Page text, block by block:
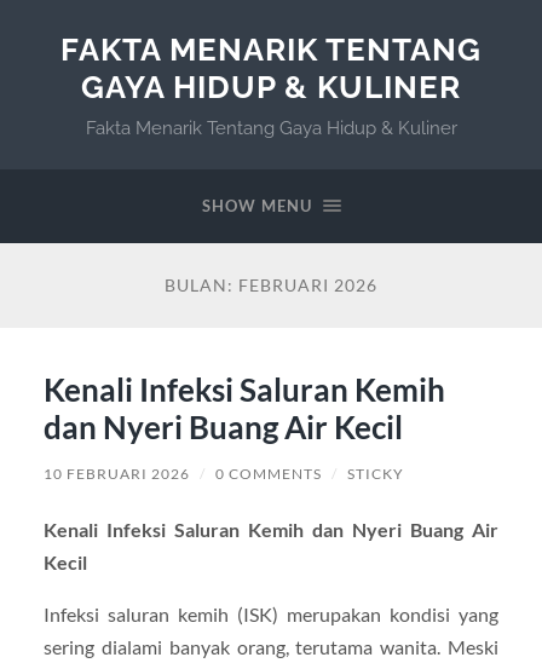
FAKTA MENARIK TENTANG
GAYA HIDUP & KULINER
Fakta Menarik Tentang Gaya Hidup & Kuliner
SHOW MENU
BULAN: FEBRUARI 2026
Kenali Infeksi Saluran Kemih
dan Nyeri Buang Air Kecil
10 FEBRUARI 2026 / 0 COMMENTS / STICKY
Kenali Infeksi Saluran Kemih dan Nyeri Buang Air
Kecil
Infeksi saluran kemih (ISK) merupakan kondisi yang
sering dialami banyak orang, terutama wanita. Meski